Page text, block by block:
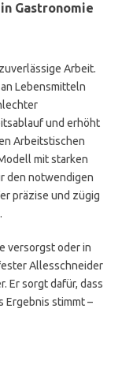
Gastronomie
Arbeit.
Lebensmitteln
und erhöht
Arbeitstischen
mit starken
den notwendigen
präzise und zügig
versorgst oder in
Allesschneider
Er sorgt dafür, dass
Ergebnis stimmt –